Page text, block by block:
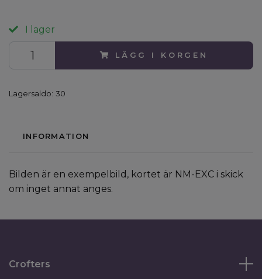
I lager
LÄGG I KORGEN
Lagersaldo: 30
INFORMATION
Bilden är en exempelbild, kortet är NM-EXC i skick
om inget annat anges.
Crofters